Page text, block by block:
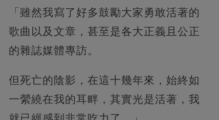
「雖然我寫了好多鼓勵大家勇敢活著的
歌曲以及文章，甚至是各大正義且公正
的雜誌媒體專訪。
但死亡的陰影，在這十幾年來，始終如
一縈繞在我的耳畔，其實光是活著，我